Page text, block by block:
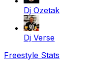
Dj Ozetak
Dj Verse
Freestyle Stats